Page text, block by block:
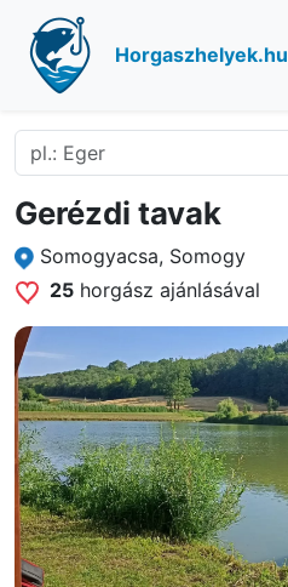
Horgaszhelyek.hu
Gerézdi tavak
Somogyacsa, Somogy
25 horgász ajánlásával